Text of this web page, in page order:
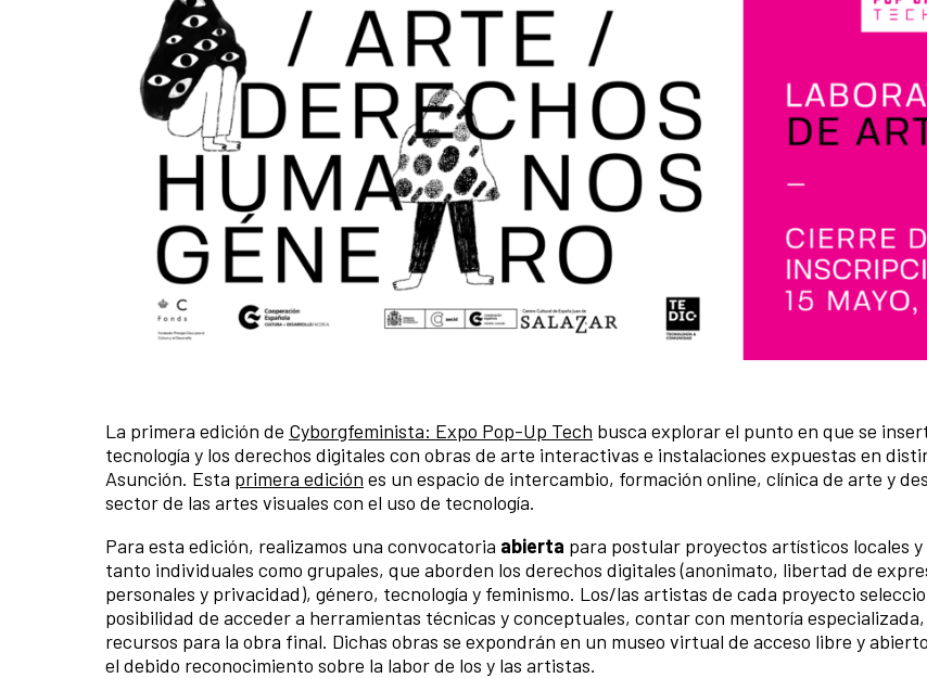
La primera edición de Cyborgfeminista: Expo Pop-Up Tech busca explorar el punto en que se
tecnología y los derechos digitales con obras de arte interactivas e instalaciones expuestas en
Asunción. Esta primera edición es un espacio de intercambio, formación online, clínica de arte y
sector de las artes visuales con el uso de tecnología.
Para esta edición, realizamos una convocatoria abierta para postular proyectos artísticos locales y
tanto individuales como grupales, que aborden los derechos digitales (anonimato, libertad de
personales y privacidad), género, tecnología y feminismo. Los/las artistas de cada proyecto
posibilidad de acceder a herramientas técnicas y conceptuales, contar con mentoría
recursos para la obra final. Dichas obras se expondrán en un museo virtual de acceso libre y
el debido reconocimiento sobre la labor de los y las artistas.